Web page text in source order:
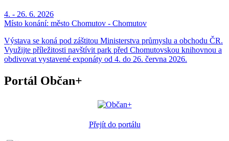
4. - 26. 6. 2026
Místo konání: město Chomutov - Chomutov
Výstava se koná pod záštitou Ministerstva průmyslu a obchodu ČR.
Využijte příležitosti navštívit park před Chomutovskou knihovnou a
obdivovat vystavené exponáty od 4. do 26. června 2026.
Portál Občan+
Přejít do portálu